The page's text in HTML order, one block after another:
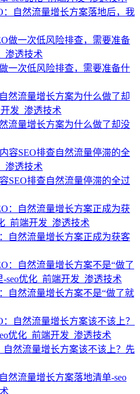
：自然流量增长方案落地后，我
一次低风险排查，需要准备什
流量增长方案为什么做了却没
SEO排查自然流量停滞的全过
自然流量增长方案正成为获客
自然流量增长方案不是“做了就
自然流量增长方案该不该上？先